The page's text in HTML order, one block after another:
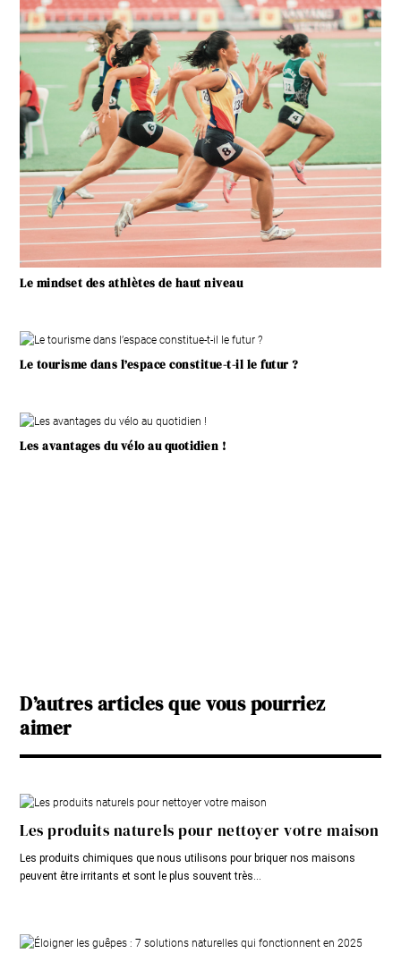
Le mindset des athlètes de haut niveau
Le tourisme dans l’espace constitue-t-il le futur ?
Les avantages du vélo au quotidien !
D’autres articles que vous pourriez
aimer
Les produits naturels pour nettoyer votre maison
Les produits chimiques que nous utilisons pour briquer nos maisons
peuvent être irritants et sont le plus souvent très...